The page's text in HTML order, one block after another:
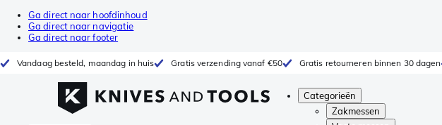
Ga direct naar hoofdinhoud
Ga direct naar navigatie
Ga direct naar footer
Vandaag besteld, maandag in huis Gratis verzending vanaf €50 Gratis retourneren binnen 30 dagen
Categorieën
Zakmessen